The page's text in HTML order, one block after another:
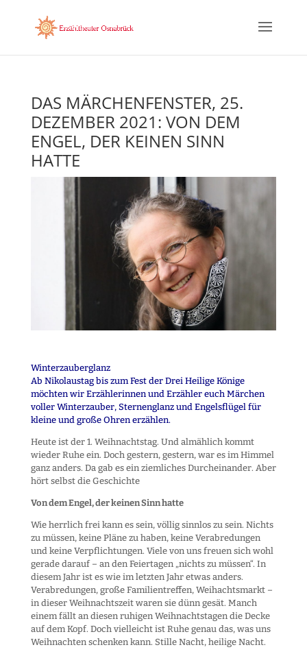
DAS MÄRCHENFENSTER, 25.
DEZEMBER 2021: VON DEM
ENGEL, DER KEINEN SINN
HATTE
Winterzauberglanz
Ab Nikolaustag bis zum Fest der Drei Heilige Könige
möchten wir Erzählerinnen und Erzähler euch Märchen
voller Winterzauber, Sternenglanz und Engelsflügel für
kleine und große Ohren erzählen.
Heute ist der 1. Weihnachtstag. Und almählich kommt
wieder Ruhe ein. Doch gestern, gestern, war es im Himmel
ganz anders. Da gab es ein ziemliches Durcheinander. Aber
hört selbst die Geschichte
Von dem Engel, der keinen Sinn hatte
Wie herrlich frei kann es sein, völlig sinnlos zu sein. Nichts
zu müssen, keine Pläne zu haben, keine Verabredungen
und keine Verpflichtungen. Viele von uns freuen sich wohl
gerade darauf – an den Feiertagen „nichts zu müssen“. In
diesem Jahr ist es wie im letzten Jahr etwas anders.
Verabredungen, große Familientreffen, Weihachtsmarkt –
in dieser Weihnachtszeit waren sie dünn gesät. Manch
einem fällt an diesen ruhigen Weihnachtstagen die Decke
auf dem Kopf. Doch vielleicht ist Ruhe genau das, was uns
Weihnachten schenken kann. Stille Nacht, heilige Nacht.